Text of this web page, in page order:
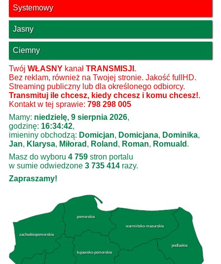
Systemowy
Jasny
Ciemny
Twój WŁASNY kanał TRANSMISJI .
Bez reklam, również na Twojej stronie. Jakość fullHD.
Streaming publiczny lub dla określonego odbiorcy.
Transmituj ile chcesz, kiedy chcesz i komu chcesz!.
Kontakt w tej sprawie: 798 298 005
Mamy: niedzielę, 9 sierpnia 2026,
godzinę: 16:34:43,
imieniny obchodzą: Domicjan, Domicjana, Dominika,
Jan, Klarysa, Miłorad , Roland , Roman, Romuald .
Masz do wyboru 4 759 stron portalu
w sumie odwiedzone 3 735 414 razy.
Zapraszamy!
zachodniopomorskie
pomorskie
warmińsko-mazurskie
kujawsko-pomorskie
podlaskie